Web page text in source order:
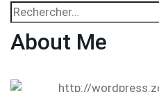
About Me